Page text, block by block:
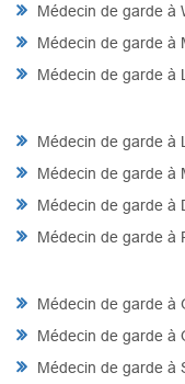
Médecin de garde à
Médecin de garde à
Médecin de garde à
Médecin de garde à
Médecin de garde à
Médecin de garde à
Médecin de garde à
Médecin de garde à
Médecin de garde à
Médecin de garde à